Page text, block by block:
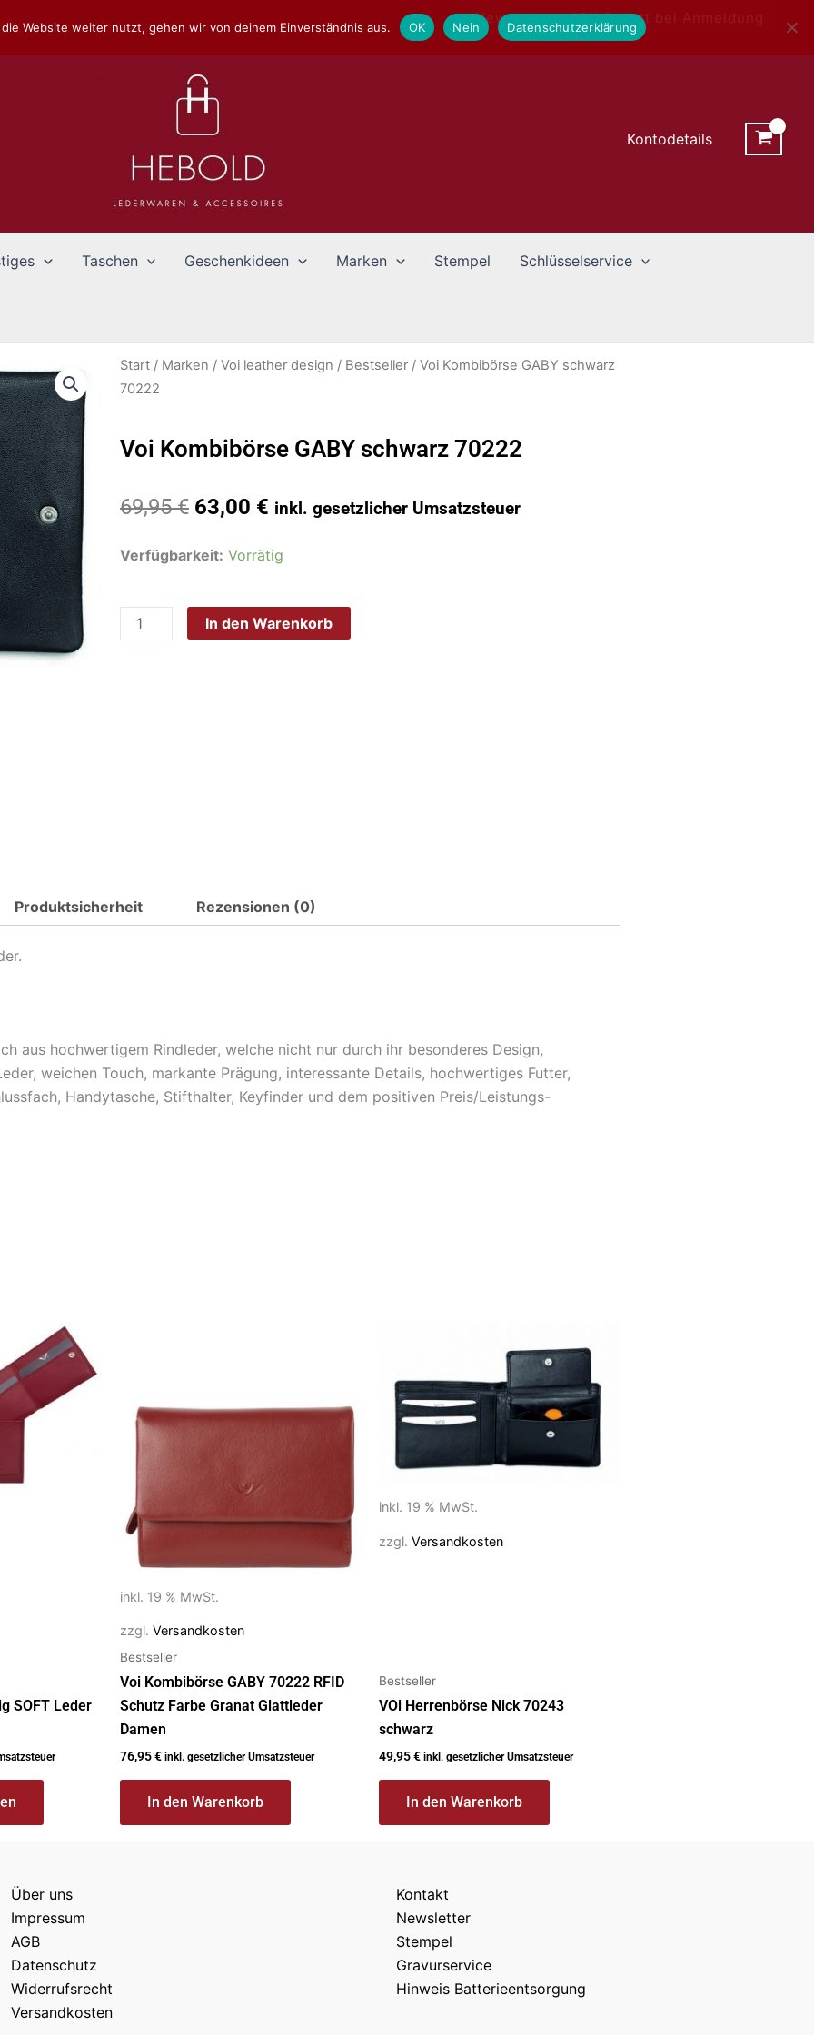
Newsletter - 10% Rabatt bei Anmeldung
Kontodetails
Taschen Geschenkideen Marken Stempel Schlüsselservice
Start / Marken / Voi leather design / Bestseller / Voi Kombibörse GABY schwarz
70222
Voi Kombibörse GABY schwarz 70222
69,95€ Ursprünglicher
war:
63,00 € Aktueller
ist:
inkl. gesetzlicher Umsatzsteuer
Verfügbarkeit: Vorrätig
Voi
schwarz
In den Warenkorb
Produktsicherheit Rezensionen (0)
aus hochwertigem Rindleder, welche nicht nur durch ihr besonderes Design,
weichen Touch, markante Prägung, interessante Details, hochwertiges Futter,
Handytasche, Stifthalter, Keyfinder und dem positiven Preis/Leistungs-
SOFT Leder
inkl. 19 % MwSt.
zzgl. Versandkosten
Bestseller
Voi Kombibörse GABY 70222 RFID
Schutz Farbe Granat Glattleder
Damen
76,95€ inkl. gesetzlicher Umsatzsteuer
In den Warenkorb
inkl. 19 % MwSt.
zzgl. Versandkosten
Bestseller
VOi Herrenbörse Nick 70243
schwarz
49,95€ inkl. gesetzlicher Umsatzsteuer
In den Warenkorb
Über uns
Impressum
AGB
Datenschutz
Widerrufsrecht
Versandkosten
Kontakt
Newsletter
Stempel
Gravurservice
Hinweis Batterieentsorgung
die Website weiter nutzt, gehen wir von deinem Einverständnis aus. OK Nein Datenschutzerklärung